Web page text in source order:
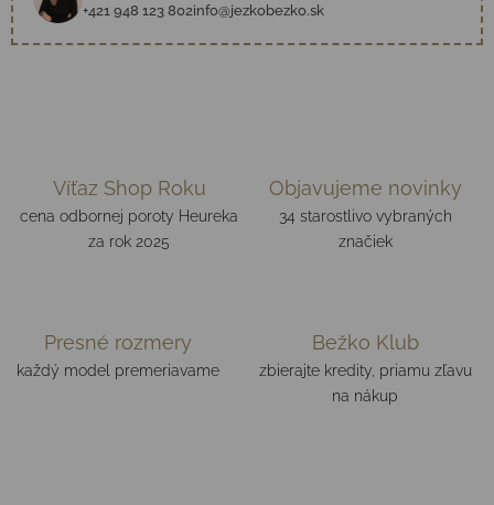
+421 948 123 802info@jezkobezko.sk
Víťaz Shop Roku
cena odbornej poroty Heureka
za rok 2025
Objavujeme novinky
34 starostlivo vybraných
značiek
Presné rozmery
každý model premeriavame
Bežko Klub
zbierajte kredity, priamu zľavu
na nákup